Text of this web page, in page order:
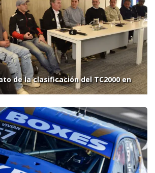
de la clasificación del TC2000 en